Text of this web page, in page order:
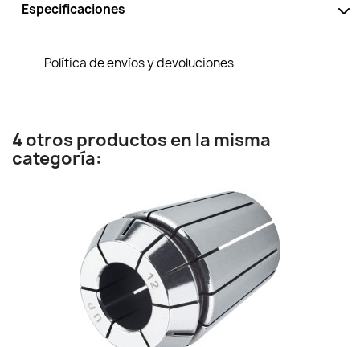
Especificaciones
Política de envíos y devoluciones
4 otros productos en la misma
categoría: